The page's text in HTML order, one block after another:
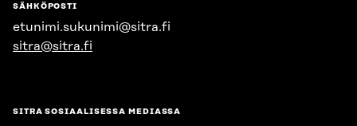
SÄHKÖPOSTI
etunimi.sukunimi@sitra.fi
sitra@sitra.fi
SITRA SOSIAALISESSA MEDIASSA